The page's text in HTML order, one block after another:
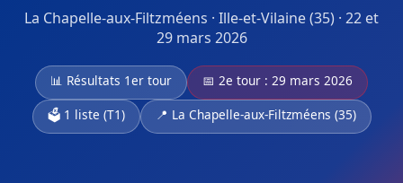
La Chapelle-aux-Filtzméens · Ille-et-Vilaine (35) · 22 et
29 mars 2026
📊 Résultats 1er tour
📅 2e tour : 29 mars 2026
🗳️ 1 liste (T1)
📍 La Chapelle-aux-Filtzméens (35)